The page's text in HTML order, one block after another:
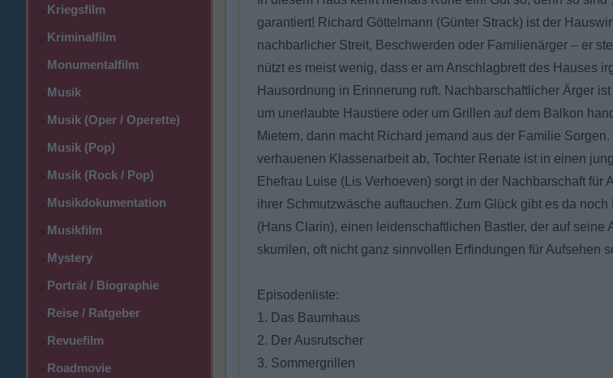
>Kriegsfilm
>Kriminalfilm
>Monumentalfilm
>Musik
>Musik (Oper / Operette)
>Musik (Pop)
>Musik (Rock / Pop)
>Musikdokumentation
>Musikfilm
>Mystery
>Porträt / Biographie
>Reise / Ratgeber
>Revuefilm
>Roadmovie
garantiert! Richard Göttelmann (Günter Strack) ist der
nachbarlicher Streit, Beschwerden oder Familienärger – er
nützt es meist wenig, dass er am Anschlagbrett des Hauses
Hausordnung in Erinnerung ruft. Nachbarschaftlicher Ärger
um unerlaubte Haustiere oder um Grillen auf dem Balkon
Mietern, dann macht Richard jemand aus der Familie
verhauenen Klassenarbeit ab, Tochter Renate ist in einen
Ehefrau Luise (Lis Verhoeven) sorgt in der Nachbarschaft
ihrer Schmutzwäsche auftauchen. Zum Glück gibt es da
(Hans Clarin), einen leidenschaftlichen Bastler, der auf seine
skurrilen, oft nicht ganz sinnvollen Erfindungen für Aufsehen
Episodenliste:
1. Das Baumhaus
2. Der Ausrutscher
3. Sommergrillen